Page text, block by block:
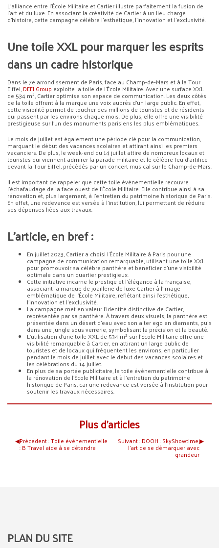
L’alliance entre l’École Militaire et Cartier illustre parfaitement la fusion de
l’art et du luxe. En associant la créativité de Cartier à un lieu chargé
d’histoire, cette campagne célèbre l’esthétique, l’innovation et l’exclusivité.
Une toile XXL pour marquer les esprits
dans un cadre historique
Dans le 7e arrondissement de Paris, face au Champ-de-Mars et à la Tour
Eiffel,DEFI Group exploite la toile de l’École Militaire. Avec une surface XXL
de 534 m², Cartier optimise son espace de communication. Les deux côtés
de la toile offrent à la marque une voix auprès d’un large public. En effet,
cette visibilité permet de toucher des millions de touristes et de résidents
qui passent par les environs chaque mois. De plus, elle offre une visibilité
prestigieuse sur l’un des monuments parisiens les plus emblématiques.
Le mois de juillet est également une période clé pour la communication,
marquant le début des vacances scolaires et attirant ainsi les premiers
vacanciers. De plus, le week-end du 14 juillet attire de nombreux locaux et
touristes qui viennent admirer la parade militaire et le célèbre feu d’artifice
devant la Tour Eiffel, précédés par un concert musical sur le Champ-de-Mars.
Il est important de rappeler que cette toile événementielle recouvre
l’échafaudage de la face ouest de l’École Militaire. Elle contribue ainsi à sa
rénovation et, plus largement, à l’entretien du patrimoine historique de Paris.
En effet, une redevance est versée à l’institution, lui permettant de réduire
ses dépenses liées aux travaux.
L’article, en bref :
En juillet 2023, Cartier a choisi l’École Militaire à Paris pour une
campagne de communication remarquable, utilisant une toile XXL
pour promouvoir sa célèbre panthère et bénéficier d’une visibilité
optimale dans un quartier prestigieux.
Cette initiative incarne le prestige et l’élégance à la française,
associant la marque de joaillerie de luxe Cartier à l’image
emblématique de l’École Militaire, reflétant ainsi l’esthétique,
l’innovation et l’exclusivité.
La campagne met en valeur l’identité distinctive de Cartier,
représentée par sa panthère. À travers deux visuels, la panthère est
présentée dans un désert d’eau avec son alter ego en diamants, puis
dans une jungle sous verrerie, symbolisant la précision et la beauté.
L’utilisation d’une toile XXL de 534 m² sur l’École Militaire offre une
visibilité remarquable à Cartier, en attirant un large public de
touristes et de locaux qui fréquentent les environs, en particulier
pendant le mois de juillet avec le début des vacances scolaires et
les célébrations du 14 juillet.
En plus de sa portée publicitaire, la toile événementielle contribue à
la rénovation de l’École Militaire et à l’entretien du patrimoine
historique de Paris, car une redevance est versée à l’institution pour
soutenir les travaux nécessaires.
Plus d’articles
◀︎Précédent :Toile événementielle
: B Travel aide à se détendre
Suivant :DOOH : SkyShowtime,
l’art de se démarquer avec
grandeur
▶︎
PLAN DU SITE